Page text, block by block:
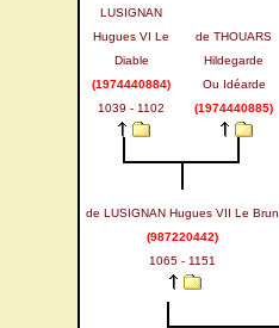
LUSIGNAN
Hugues VI Le
Diable
(1974440884)
1039 - 1102
de THOUARS
Hildegarde
Ou Idéarde
(1974440885)
de LUSIGNAN Hugues VII Le Brun
(987220442)
1065 - 1151